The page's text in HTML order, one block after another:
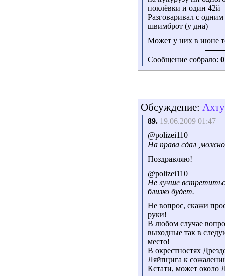
поклёвки и один 42й
Разговаривал с
швимброт (у дна)
Может у них в июне
Сообщение собрало: 0
Обсуждение:
89. 19.06.2009 01:47
@polizei110
На права сдал
Поздравляю!
@polizei110
Не лучше
близко будет.
Не вопрос, скажи
руки!
В любом случае
выходные так в
место!
В окрестностях
Ляйпцига к
Кстати, может около